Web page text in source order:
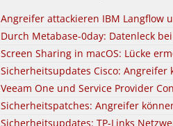
Angreifer attackieren IBM Langflow
Durch Metabase-0day: Datenleck
Screen Sharing in macOS: Lücke
Sicherheitsupdates Cisco: Angreifer
Veeam One und Service Provider
Sicherheitspatches: Angreifer
Sicherheitsupdates: TP-Links